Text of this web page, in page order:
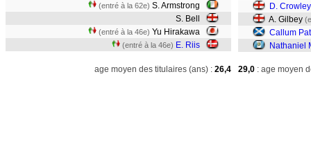
(entré à la 62e) S. Armstrong
S. Bell
(entré à la 46e) Yu Hirakawa
(entré à la 46e) E. Riis
D. Crowley
A. Gilbey
Callum
Nathaniel
age moyen des titulaires (ans) : 26,4 29,0 : age moyen